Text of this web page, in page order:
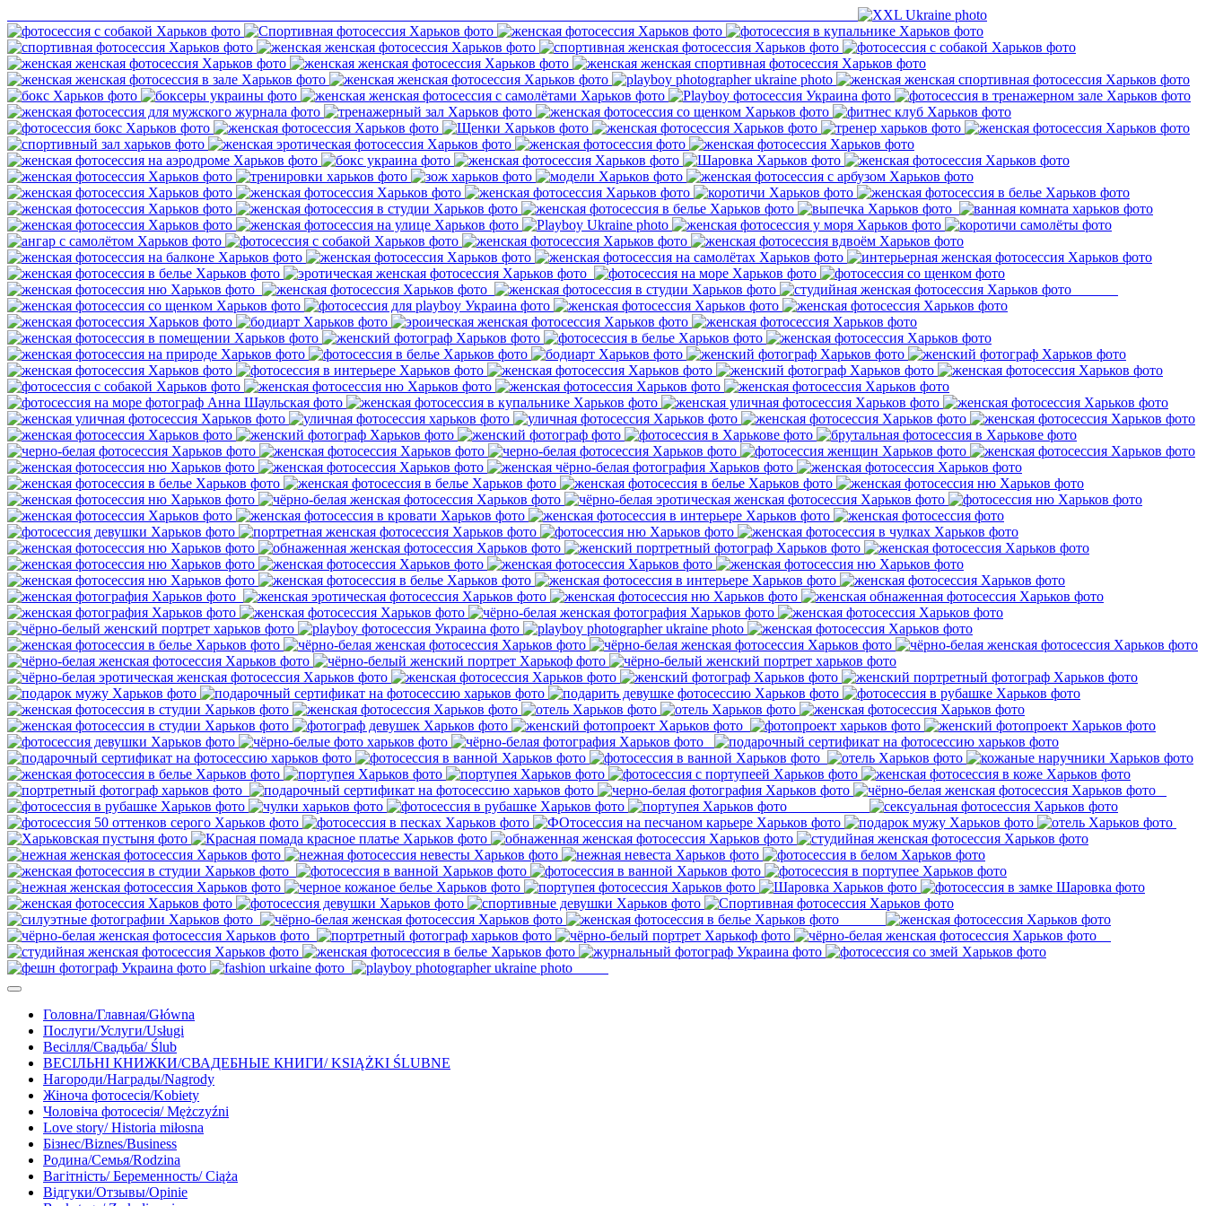
Головна/Главная/Główna
Послуги/Услуги/Usługi
Весілля/Свадьба/ Ślub
ВЕСІЛЬНІ КНИЖКИ/СВАДЕБНЫЕ КНИГИ/ KSIĄŻKI ŚLUBNE
Нагороди/Награды/Nagrody
Жіноча фотосесія/Kobiety
Чоловіча фотосесія/ Mężczyźni
Love story/ Historia miłosna
Бізнес/Biznes/Business
Родина/Семья/Rodzina
Вагітність/ Беременность/ Ciąża
Відгуки/Отзывы/Opinie